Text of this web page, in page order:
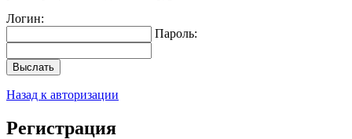
Логин:
Пароль:
Выслать
Назад к авторизации
Регистрация